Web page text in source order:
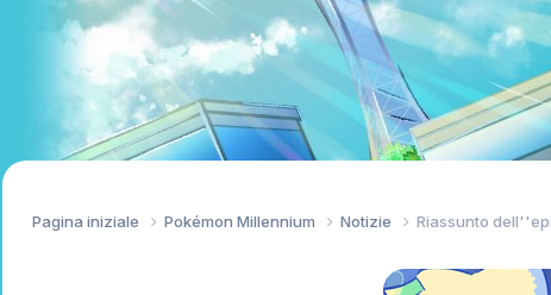
Pagina iniziale Pokémon Millennium Notizie Riassunto